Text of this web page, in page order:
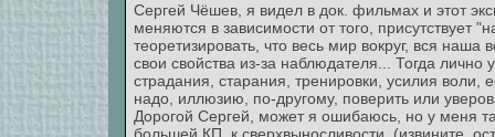
Сергей Чёшев, я видел в док. фильмах и этот
меняются в зависимости от того, присутствует
теоретизировать, что весь мир вокруг, вся
свои свойства из-за наблюдателя... Тогда
страдания, старания, тренировки, усилия воли,
надо, иллюзию, по-другому, поверить или
Дорогой Сергей, может я ошибаюсь, но у меня